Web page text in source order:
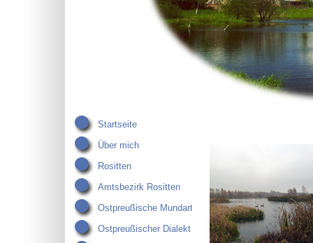
Startseite
Über mich
Rositten
Amtsbezirk Rositten
Ostpreußische Mundart
Ostpreußischer Dialekt